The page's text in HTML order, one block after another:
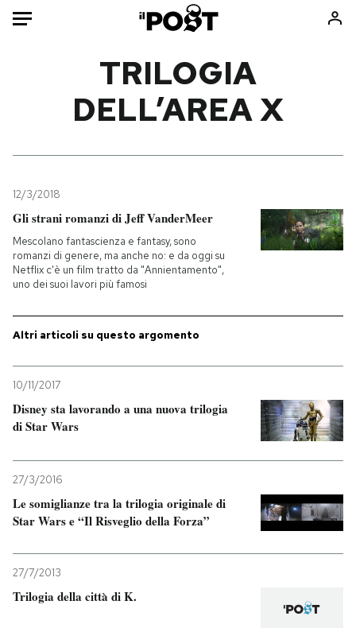
Mondo
Tecnologia
Internet
Scienza
Cultura
Economia
Sport
Libri
Ok Boomer!
Europa
Mondiali calcio 2026
PODCAST
CALENDARIO
TRILOGIA
DELL’AREA X
12/3/2018
Gli strani romanzi di Jeff VanderMeer
Mescolano fantascienza e fantasy, sono
romanzi di genere, ma anche no: e da oggi su
Netflix c'è un film tratto da "Annientamento",
uno dei suoi lavori più famosi
Altri articoli su questo argomento
10/11/2017
Disney sta lavorando a una nuova trilogia
di Star Wars
27/3/2016
Le somiglianze tra la trilogia originale di
Star Wars e “Il Risveglio della Forza”
27/7/2013
Trilogia della città di K.